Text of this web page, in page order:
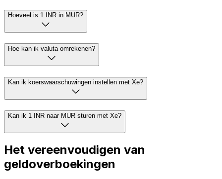
Hoeveel is 1 INR in MUR?
Hoe kan ik valuta omrekenen?
Kan ik koerswaarschuwingen instellen met Xe?
Kan ik 1 INR naar MUR sturen met Xe?
Het vereenvoudigen van
geldoverboekingen